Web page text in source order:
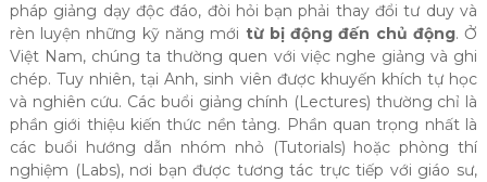
pháp giảng dạy độc đáo, đòi hỏi bạn phải thay đổi tư duy và
rèn luyện những kỹ năng mới từ bị động đến chủ động. Ở
Việt Nam, chúng ta thường quen với việc nghe giảng và ghi
chép. Tuy nhiên, tại Anh, sinh viên được khuyến khích tự học
và nghiên cứu. Các buổi giảng chính (Lectures) thường chỉ là
phần giới thiệu kiến thức nền tảng. Phần quan trọng nhất là
các buổi hướng dẫn nhóm nhỏ (Tutorials) hoặc phòng thí
nghiệm (Labs), nơi bạn được tương tác trực tiếp với giáo sư,